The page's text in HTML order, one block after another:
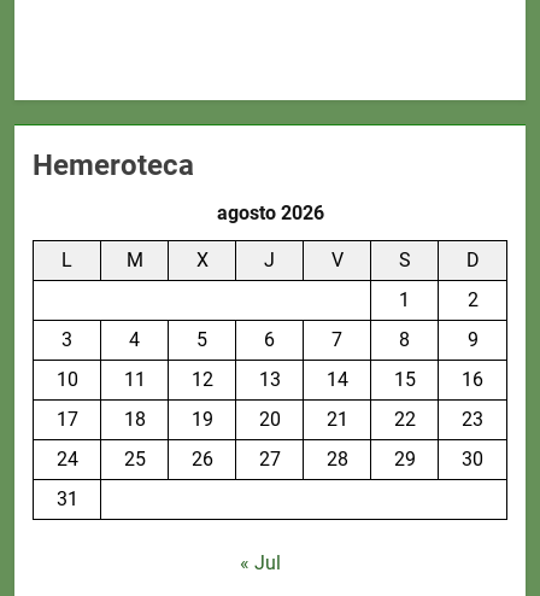
Hemeroteca
agosto 2026
L M X J V S
D
1
2
3
4 5 6 7 8
9
10
11 12 13 14 15
16
17
18 19 20 21 22
23
24
25 26 27 28 29
30
31
« Jul